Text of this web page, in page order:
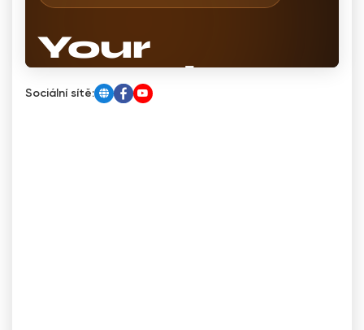
Sociální sítě: